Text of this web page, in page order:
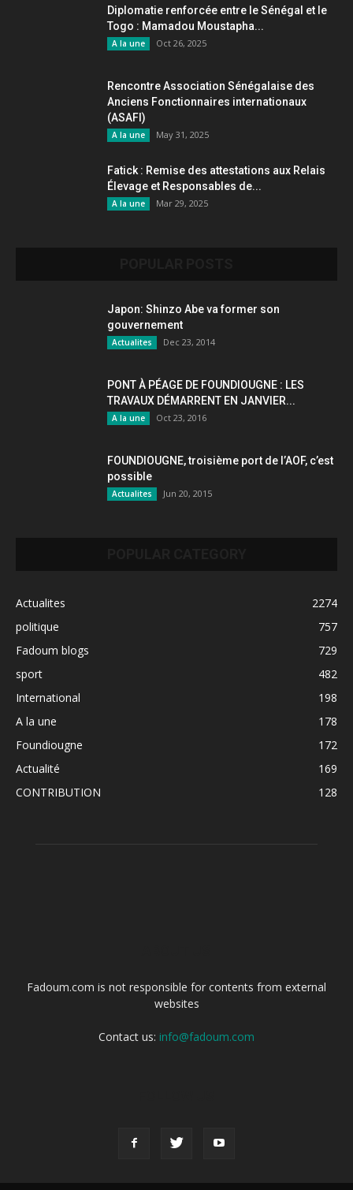
Diplomatie renforcée entre le Sénégal et le
Togo : Mamadou Moustapha...
A la une Oct 26, 2025
Rencontre Association Sénégalaise des
Anciens Fonctionnaires internationaux
(ASAFI)
A la une May 31, 2025
Fatick : Remise des attestations aux Relais
Élevage et Responsables de...
A la une Mar 29, 2025
Japon: Shinzo Abe va former son
gouvernement
Actualites Dec 23, 2014
PONT À PÉAGE DE FOUNDIOUGNE : LES
TRAVAUX DÉMARRENT EN JANVIER...
A la une Oct 23, 2016
FOUNDIOUGNE, troisième port de l’AOF, c’est
possible
Actualites Jun 20, 2015
Actualites
2274
politique
757
Fadoum blogs
729
sport
482
International
198
A la une
178
Foundiougne
172
Actualité
169
CONTRIBUTION
128
Fadoum.com is not responsible for contents from external
websites
Contact us: info@fadoum.com